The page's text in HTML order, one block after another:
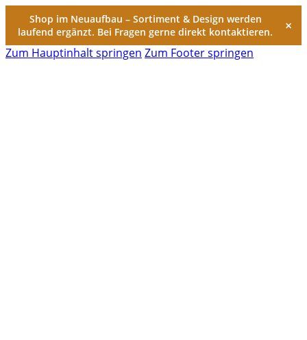
Shop im Neuaufbau – Sortiment & Design werden
laufend ergänzt. Bei Fragen gerne direkt kontaktieren.
×
Zum Hauptinhalt springen Zum Footer springen